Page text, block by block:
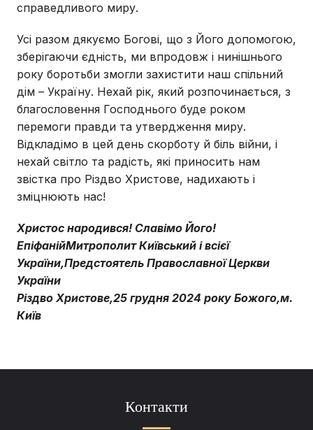
справедливого миру.
Усі разом дякуємо Богові, що з Його допомогою,
зберігаючи єдність, ми впродовж і нинішнього
року боротьби змогли захистити наш спільний
дім – Україну. Нехай рік, який розпочинається, з
благословення Господнього буде роком
перемоги правди та утвердження миру.
Відкладімо в цей день скорботу й біль війни, і
нехай світло та радість, які приносить нам
звістка про Різдво Христове, надихають і
зміцнюють нас!
Христос народився! Славімо Його!
ЕпіфанійМитрополит Київський і всієї
України,Предстоятель Православної Церкви
України
Різдво Христове,25 грудня 2024 року Божого,м.
Київ
Контакти